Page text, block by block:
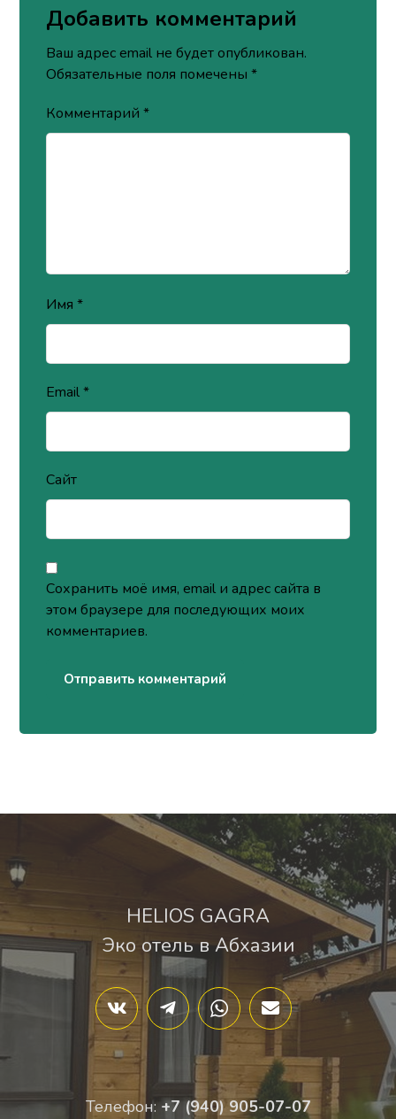
Добавить комментарий
Ваш адрес email не будет опубликован.
Обязательные поля помечены*
Комментарий*
Имя*
Email*
Сайт
Сохранить моё имя, email и адрес сайта в
этом браузере для последующих моих
комментариев.
Отправить комментарий
HELIOS GAGRA
Эко отель в Абхазии
Телефон:+7 (940) 905-07-07